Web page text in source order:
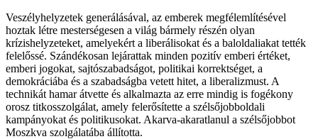
Veszélyhelyzetek generálásával, az emberek megfélemlítésével
hoztak létre mesterségesen a világ bármely részén olyan
krízishelyzeteket, amelyekért a liberálisokat és a baloldaliakat tették
felelőssé. Szándékosan lejárattak minden pozitív emberi értéket,
emberi jogokat, sajtószabadságot, politikai korrektséget, a
demokráciába és a szabadságba vetett hitet, a liberalizmust. A
technikát hamar átvette és alkalmazta az erre mindig is fogékony
orosz titkosszolgálat, amely felerősítette a szélsőjobboldali
kampányokat és politikusokat. Akarva-akaratlanul a szélsőjobbot
Moszkva szolgálatába állította.